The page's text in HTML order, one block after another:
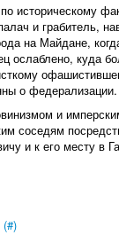
историческому
и грабитель,
на Майдане,
ослаблено, куда
о федерализации.
и
соседям
и к его месту в
(#)